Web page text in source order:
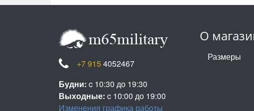
О
Размеры
+7 915 4052467
Будни: c 10:30 до 19:30
Выходные: c 10:00 до 19:00
Изменения графика работы